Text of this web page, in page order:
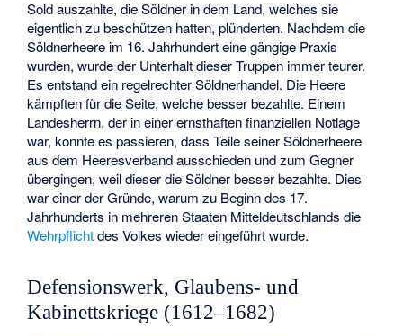
Sold auszahlte, die Söldner in dem Land, welches sie
eigentlich zu beschützen hatten, plünderten. Nachdem die
Söldnerheere im 16. Jahrhundert eine gängige Praxis
wurden, wurde der Unterhalt dieser Truppen immer teurer.
Es entstand ein regelrechter Söldnerhandel. Die Heere
kämpften für die Seite, welche besser bezahlte. Einem
Landesherrn, der in einer ernsthaften finanziellen Notlage
war, konnte es passieren, dass Teile seiner Söldnerheere
aus dem Heeresverband ausschieden und zum Gegner
übergingen, weil dieser die Söldner besser bezahlte. Dies
war einer der Gründe, warum zu Beginn des 17.
Jahrhunderts in mehreren Staaten Mitteldeutschlands die
Wehrpflichtdes Volkes wieder eingeführt wurde.
Defensionswerk, Glaubens- und
Kabinettskriege (1612–1682)